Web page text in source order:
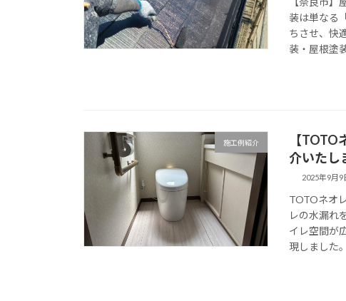
装は単なる
ちさせ、快
装・屋根塗
施工例紹介
【
介いたし
2025年9月9
TOTOネオ
レの水漏れ
イレ空間が
現しました。